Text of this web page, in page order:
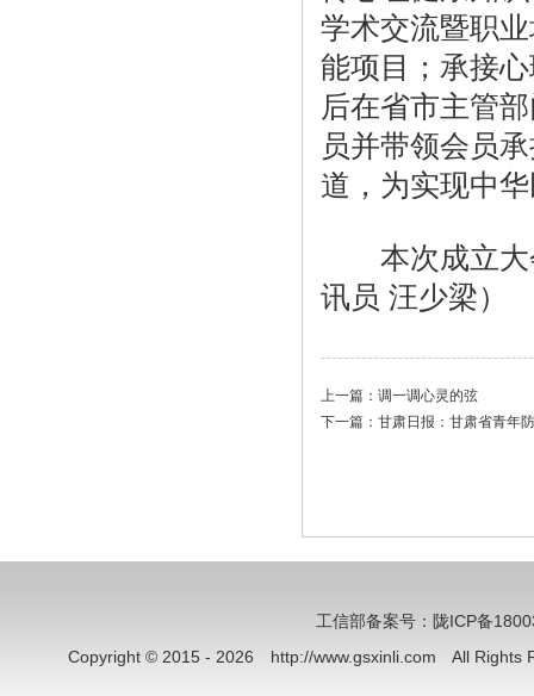
学术交流暨职
能项目；承接
后在省市主管
员并带领会员
道，为实现中
本次成立大
讯员 汪少梁）
上一篇： 调一调心灵的弦
下一篇： 甘肃日报：甘肃省青年
工信部备案号：陇ICP备
Copyright © 2015 - 2026 http://www.gsxinli.com All Rights